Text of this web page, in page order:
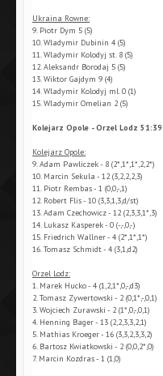
Ukraina Rowne:
9. Piotr Dym 5 (5)
10. Wladymir Dubinin 4 (5)
11. Wladymir Kolodyj st. 8 (5)
12. Aleksandr Borodaj 5 (5)
13. Wiktor Gajdym 9 (4)
14. Wladymir Kolodyj ml. 0 (1)
15. Wladymir Omelian 2 (5)
Kolejarz Opole - Orzel Lodz 51:39
Kolejarz Opole:
9. Adam Pawliczek - 8 (2*,1*,1*,2,2*)
10. Marcin Sekula - 12 (3,2,2,2,3)
11. Piotr Rembas - 1 (0,0,-,1)
12. Robert Flis - 10 (3,3,1,3,d/st)
13. Adam Czechowicz - 12 (2,3,3,1*,3)
14. Lukasz Kasperek - 0 (-,-,0,-)
15. Friedrich Wallner - 4 (2*,1*,1*)
16. Tomasz Schmidt - 4 (3,1,d2)
Orzel Lodz:
1. Marek Hucko - 4 (1,2,1*,0,-,d3)
2. Tomasz Zywertowski - 2 (0,1*,-,0,1)
3. Wojciech Zurawski - 2 (1*,0,-,0,1)
4. Henning Bager - 13 (2,2,3,3,2,1)
5. Mathias Kroeger - 16 (3,3,2,3,3,2)
6. Bartosz Kwiatkowski - 2 (0,0,2*,0)
7. Marcin Kozdras - 1 (1,0)